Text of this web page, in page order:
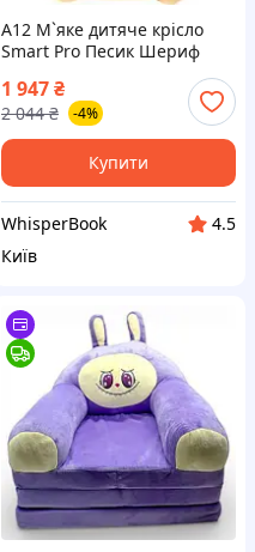
A12 М`яке дитяче крісло
Smart Pro Песик Шериф
диван для ігрової кімнати
MAX14R
1 947₴
2 044 ₴ -4%
Купити
WhisperBook
4.5
Київ